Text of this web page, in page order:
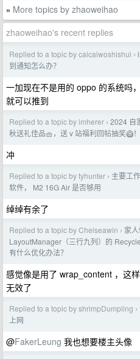
» More topics by zhaoweihao
zhaoweihao's recent replies
Replied to a topic by caicaiwoshishui ›
到通知怎么办？
一加现在不是用的 oppo 的系统吗
就可以推到
Replied to a topic by imherer › 2024 自
秋送礼佳品🧺，送 v 站福利回帖抽奖🥝！
冲
Replied to a topic by tyhunter › 主要工
软件， M2 16G Air 是否够用
绰绰有余了
Replied to a topic by Chelseawin › 家
LayoutManager（三行九列）的
有什么优化办法？
感觉像是用了 wrap_content ，这
无效了
Replied to a topic by shrimpDumpling ›
上网
@FakerLeung 我也想要楼主头像